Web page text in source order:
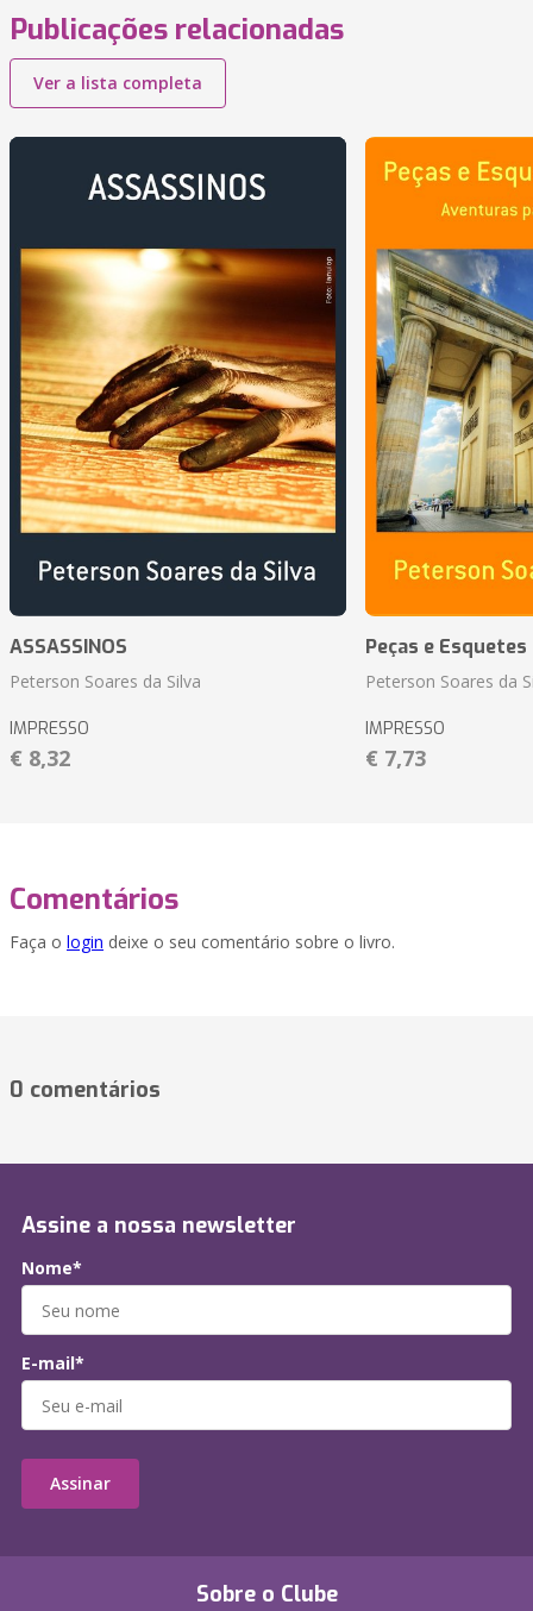
Publicações relacionadas
Ver a lista completa
ASSASSINOS
Peterson Soares da Silva
IMPRESSO
€ 8,32
Peças e
Peterson Soares da
IMPRESSO
€ 7,73
Comentários
Faça o login deixe o seu comentário sobre o livro.
0 comentários
Sobre o Clube
Assine a nossa newsletter
Nome*
E-mail*
Assinar